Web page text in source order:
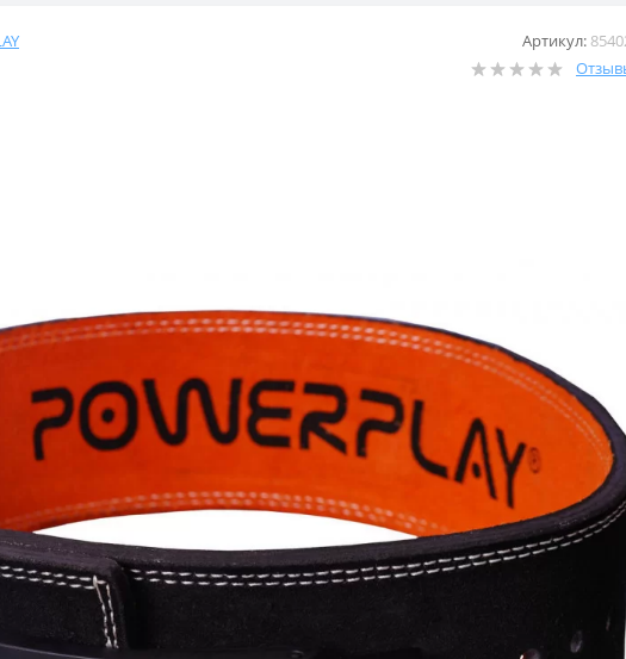
Артикул: